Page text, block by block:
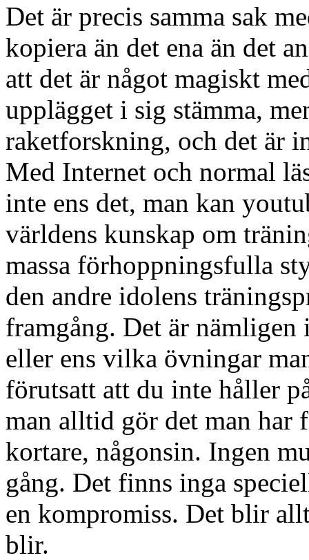
Det är precis samma sak
kopiera än det ena än det
att det är något magiskt
upplägget i sig stämma,
raketforskning, och det är
Med Internet och normal
inte ens det, man kan
världens kunskap om
massa förhoppningsfulla
den andre idolens
framgång. Det är nämligen
eller ens vilka övningar
förutsatt att du inte håller
man alltid gör det man har
kortare, någonsin. Ingen
gång. Det finns inga
en kompromiss. Det blir
blir.